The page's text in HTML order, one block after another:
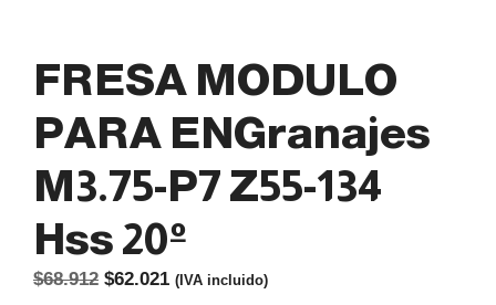
FRESA MODULO
PARA ENGranajes
M3.75-P7 Z55-134
Hss 20º
$68.912 El
$62.021El(IVA incluido)